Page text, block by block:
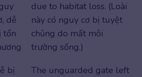
dễ
tổn
due to habitat loss. (Loài
này có nguy cơ bị tuyệt
chủng do mất môi
trường sống.)
bị
The unguarded gate left